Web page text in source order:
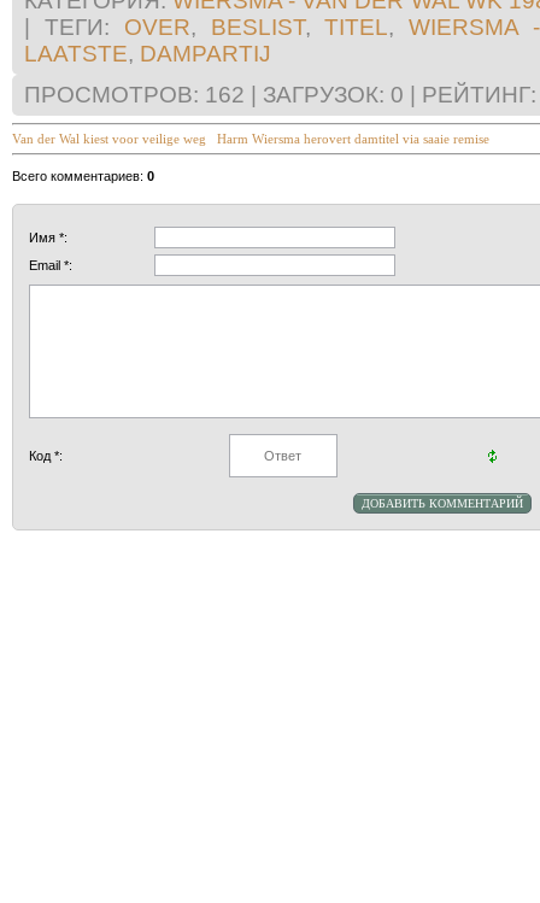
ТЕГИ: OVER, BESLIST,TITEL,WIERSMA
LAATSTE, DAMPARTIJ
ПРОСМОТРОВ: 162 ЗАГРУЗОК: 0 РЕЙТИНГ:
Van der Wal kiest voor veilige weg Harm Wiersma herovert damtitel via saaie remise
Всего комментариев: 0
Имя *:
Email *:
Код *: